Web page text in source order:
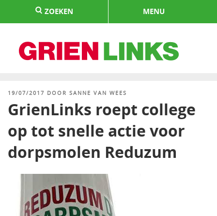
springen
ZOEKEN MENU
GEPLAATST
19/07/2017 DOOR SANNE VAN WEES
GrienLinks roept college
op tot snelle actie voor
dorpsmolen Reduzum